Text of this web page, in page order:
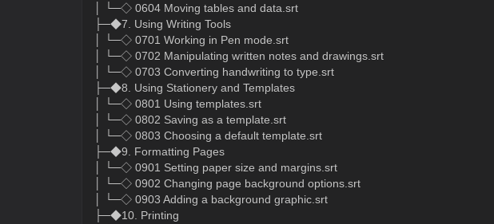
│ └─◇ 0604 Moving tables and data.srt
├─◆7. Using Writing Tools
│ └─◇ 0701 Working in Pen mode.srt
│ └─◇ 0702 Manipulating written notes and drawings.srt
│ └─◇ 0703 Converting handwriting to type.srt
├─◆8. Using Stationery and Templates
│ └─◇ 0801 Using templates.srt
│ └─◇ 0802 Saving as a template.srt
│ └─◇ 0803 Choosing a default template.srt
├─◆9. Formatting Pages
│ └─◇ 0901 Setting paper size and margins.srt
│ └─◇ 0902 Changing page background options.srt
│ └─◇ 0903 Adding a background graphic.srt
├─◆10. Printing